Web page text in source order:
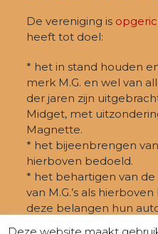
De vereniging is
heeft tot doel:
* het in stand houden
merk M.G. en wel van
der jaren zijn
Midget, met
Magnette.
* het bijeenbrengen van
hierboven bedoeld.
* het behartigen van
van M.G.’s als
deze belangen hun